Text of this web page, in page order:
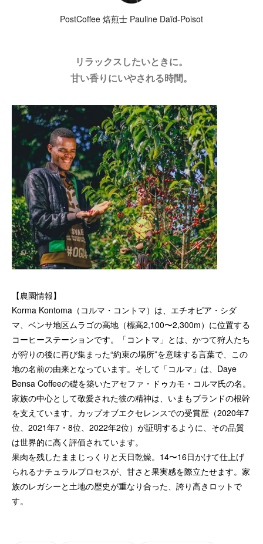
PostCoffee 焙煎士 Pauline Daïd-Poisot
リラックスしたいときに。
甘い香りにいやされる時間。
【農園情報】
Korma Kontoma（コルマ・コントマ）は、エチオピア・シダ
マ、ベンサ地区ムラゴの高地（標高2,100〜2,300m）に位置する
コーヒーステーションです。「コントマ」とは、かつて狩人たち
が狩りの後に再び集まった“約束の場所”を意味する言葉で、この
地の名前の由来となっています。そして「コルマ」は、Daye
Bensa Coffeeの礎を築いたアセファ・ドゥカモ・コルマ氏の名。
家族の中心として敬愛された彼の精神は、いまもブランドの根幹
を支えています。カップオブエクセレンスでの受賞歴（2020年7
位、2021年7・8位、2022年2位）が証明するように、その品質
は世界的に高く評価されています。
果肉を残したままじっくりと天日乾燥。14〜16日かけて仕上げ
られるナチュラルプロセスが、甘さと果実感を際立たせます。家
族のレガシーと土地の歴史が重なり合った、誇り高きロットで
す。